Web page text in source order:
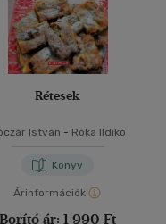
Rétesek
István - Róka Ildikó
Könyv
Árinformációk
Borító ár: 1 990 Ft